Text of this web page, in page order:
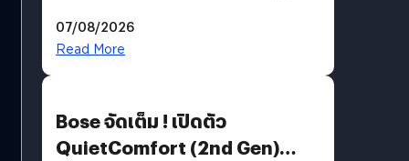
มีภาษาไทยด้วย
07/08/2026
Read More
Bose จัดเต็ม ! เปิดตัว
QuietComfort (2nd Gen)